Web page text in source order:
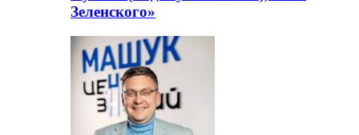
Зеленского»